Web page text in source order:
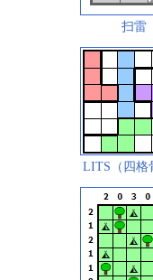
扫雷
LITS（四格